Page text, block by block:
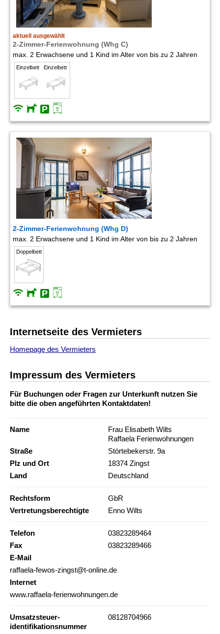
aktuell ausgewählt
2-Zimmer-Ferienwohnung (Whg C)
max. 2 Erwachsene und 1 Kind im Alter von bis zu 2 Jahren
Einzelbett Einzelbett
2-Zimmer-Ferienwohnung (Whg D)
max. 2 Erwachsene und 1 Kind im Alter von bis zu 2 Jahren
Doppelbett
Internetseite des Vermieters
Homepage des Vermieters
Impressum des Vermieters
Für Buchungen oder Fragen zur Unterkunft nutzen Sie
bitte die oben angeführten Kontaktdaten!
Name
Frau Elisabeth Wilts
Raffaela Ferienwohnungen
Straße
Störtebekerstr. 9a
Plz und Ort
18374 Zingst
Land
Deutschland
Rechtsform
GbR
Vertretungsberechtigte
Enno Wilts
Telefon
03823289464
Fax
03823289466
E-Mail
raffaela-fewos-zingst@t-online.de
Internet
www.raffaela-ferienwohnungen.de
Umsatzsteuer-
identifikationsnummer
08128704966